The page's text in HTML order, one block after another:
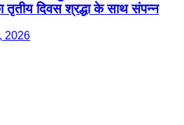
तृतीय दिवस श्रद्धा के साथ संपन्न
2026